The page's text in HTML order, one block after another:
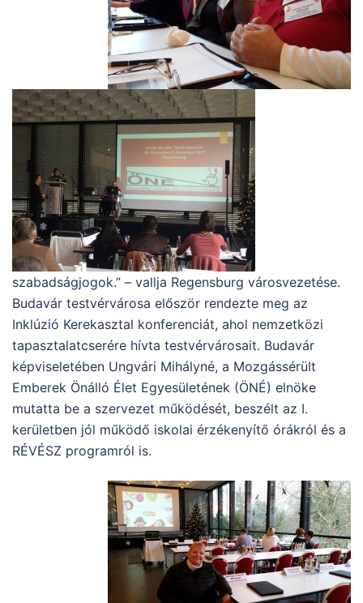
szabadságjogok.” – vallja Regensburg városvezetése.
Budavár testvérvárosa először rendezte meg az
Inklúzió Kerekasztal konferenciát, ahol nemzetközi
tapasztalatcserére hívta testvérvárosait. Budavár
képviseletében Ungvári Mihályné, a Mozgássérült
Emberek Önálló Élet Egyesületének (ÖNÉ) elnöke
mutatta be a szervezet működését, beszélt az I.
kerületben jól működő iskolai érzékenyítő órákról és a
RÉVÉSZ programról is.